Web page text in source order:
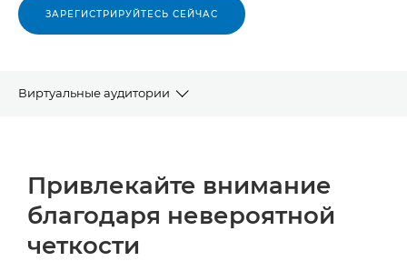
ЗАРЕГИСТРИРУЙТЕСЬ СЕЙЧАС
Виртуальные аудитории
Продукты PTZ
Программное обеспечение
Привлекайте внимание
благодаря невероятной
четкости